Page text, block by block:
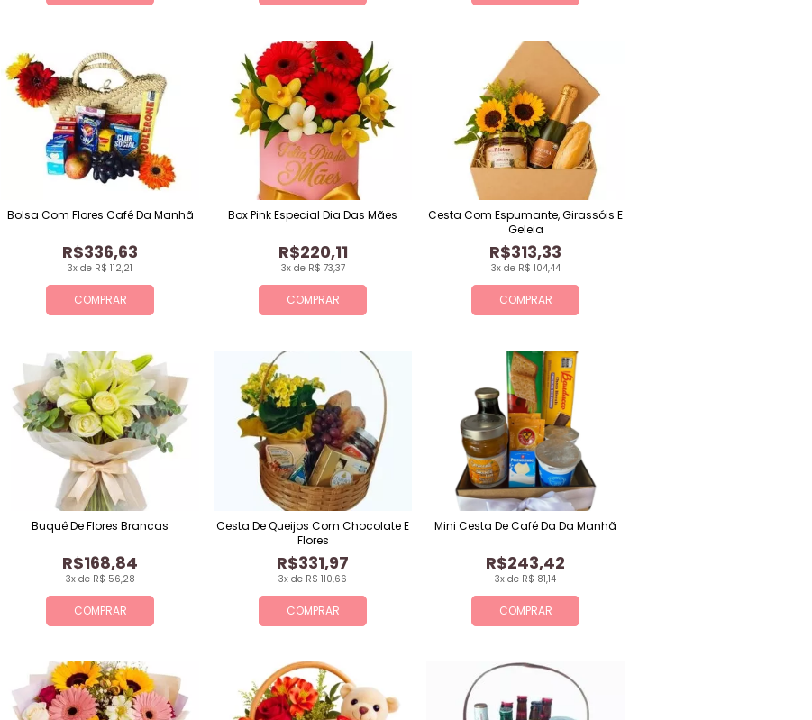
COMPRAR
3x de R$ 112,21
R$336,63
Bolsa Com Flores Café Da Manhã
COMPRAR
3x de R$ 73,37
R$220,11
Box Pink Especial Dia Das Mães
COMPRAR
3x de R$ 104,44
R$313,33
Cesta Com Espumante, Girassóis E
Geleia
COMPRAR
3x de R$ 56,28
R$168,84
Buquê De Flores Brancas
COMPRAR
3x de R$ 110,66
R$331,97
Cesta De Queijos Com Chocolate E
Flores
COMPRAR
3x de R$ 81,14
R$243,42
Mini Cesta De Café Da Da Manhã